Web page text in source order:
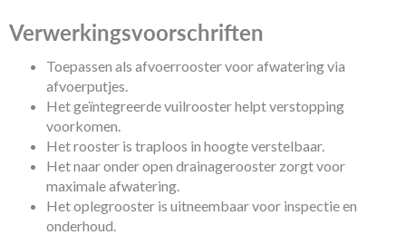
Verwerkingsvoorschriften
Toepassen als afvoerrooster voor afwatering via
afvoerputjes.
Het geïntegreerde vuilrooster helpt verstopping
voorkomen.
Het rooster is traploos in hoogte verstelbaar.
Het naar onder open drainagerooster zorgt voor
maximale afwatering.
Het oplegrooster is uitneembaar voor inspectie en
onderhoud.